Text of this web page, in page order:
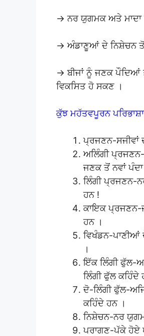
→ ਨਰ ਯੁਗਮਕ ਅਤੇ ਮਾਦਾ
→ ਅੰਡਾਣੂਆਂ ਦੇ ਨਿਸ਼ੇਚਨ ਤੋਂ
→ ਬੀਜਾਂ ਨੂੰ ਜਣਕ ਪੌਦਿਆਂ
ਵਿਕਸਿਤ ਹੋ ਸਕਣ ।
ਕੁੱਝ ਮਹੱਤਵਪੂਰਨ
ਪ੍ਰਜਣਨ-ਸਜੀਵਾਂ
ਅਲਿੰਗੀ ਪ੍ਰਜਣਨ-
ਜਣਕ ਤੋਂ ਨਵਾਂ
ਲਿੰਗੀ ਪ੍ਰਜਣਨ-
ਹਨ !
ਕਾਇਕ ਪ੍ਰਜਣਨ-
ਹਨ ।
ਵਿਖੰਡਨ-ਪਾਣੀਆਂ
।
ਇੱਕ ਲਿੰਗੀ ਫੁੱਲ-
ਲਿੰਗੀ ਫੁੱਲ ਕਹਿੰਦੇ
ਦੋ-ਲਿੰਗੀ ਫੁੱਲ-
ਕਹਿੰਦੇ ਹਨ ।
ਨਿਸ਼ੇਚਨ-ਨਰ
ਪਰਾਗਣ-ਪੱਕੇ ਹੋਏ